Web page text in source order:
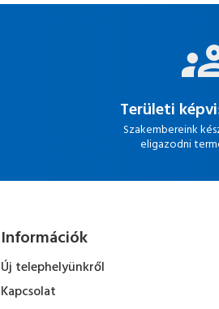
Területi
Szakembereink
eligazodni
Információk
Új telephelyünkről
Kapcsolat